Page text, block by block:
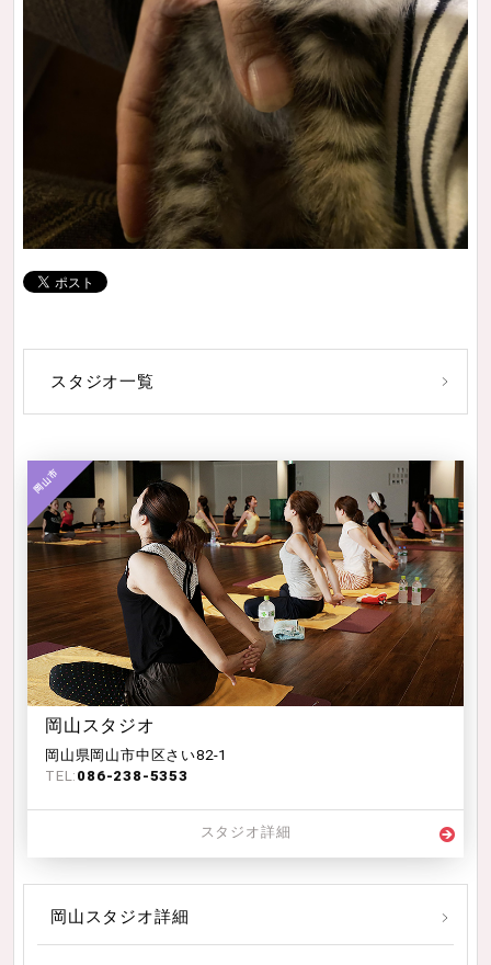
スタジオ一覧
岡山スタジオ
岡山県岡山市中区さい82-1
TEL: 086-238-5353
スタジオ詳細
岡山スタジオ詳細